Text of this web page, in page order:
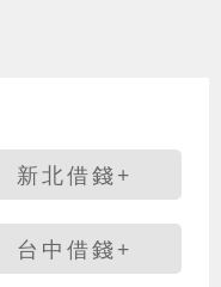
新北借錢+
台中借錢+